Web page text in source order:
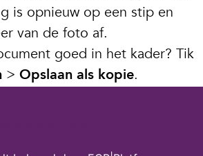
is opnieuw op een stip en
van de foto af.
goed in het kader? Tik
> Opslaan als kopie.